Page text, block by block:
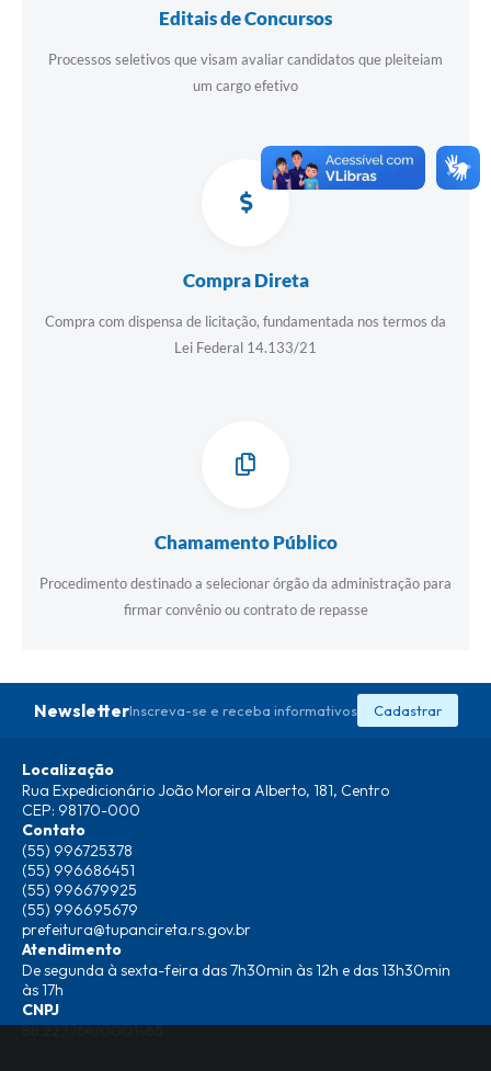
Editais de Concursos
Processos seletivos que visam avaliar candidatos que pleiteiam
um cargo efetivo
Compra Direta
Compra com dispensa de licitação, fundamentada nos termos da
Lei Federal 14.133/21
Chamamento Público
Procedimento destinado a selecionar órgão da administração para
firmar convênio ou contrato de repasse
NewsletterInscreva-se e receba informativos Cadastrar
Localização
Rua Expedicionário João Moreira Alberto, 181, Centro
CEP: 98170-000
Contato
(55) 996725378
(55) 996686451
(55) 996679925
(55) 996695679
prefeitura@tupancireta.rs.gov.br
Atendimento
De segunda à sexta-feira das 7h30min às 12h e das 13h30min
às 17h
CNPJ
88.227.764/0001-65